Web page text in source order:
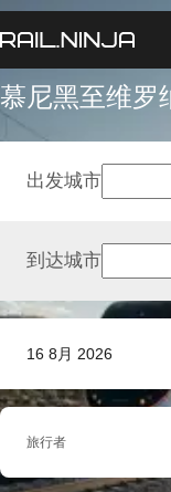
慕尼黑至维罗
16 8月 2026
出发城市
到达城市
旅行者